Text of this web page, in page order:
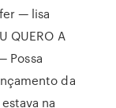
— lisa
QUERO A
Possa
da
na